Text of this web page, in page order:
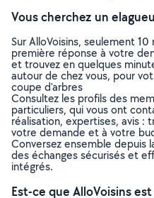
Vous cherchez un
Sur AlloVoisins, seulement
première réponse à votre
et trouvez en quelques
autour de chez vous, pour
coupe d'arbres
Consultez les profils des
particuliers, qui vous ont
réalisation, expertises, avis :
votre demande et à votre
Conversez ensemble depuis
des échanges sécurisés et
intégrés.
Est-ce que AlloVoisins